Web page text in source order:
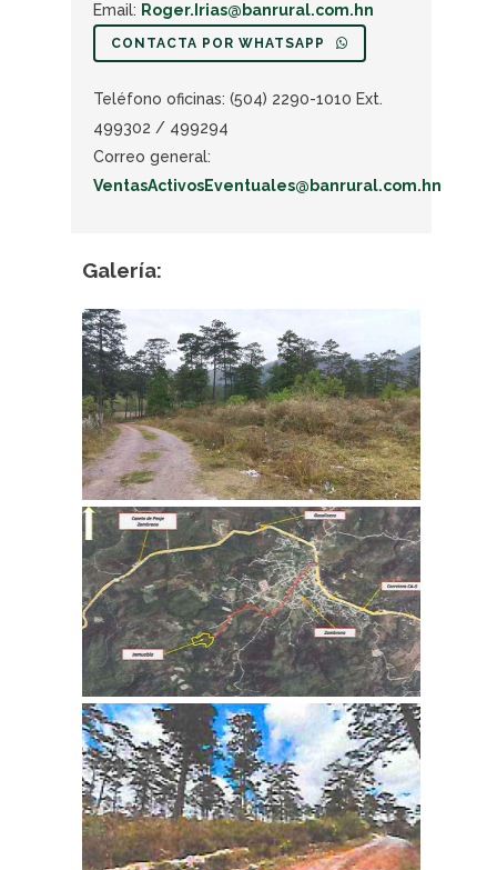
Email: Roger.Irias@banrural.com.hn
CONTACTA POR WHATSAPP
Teléfono oficinas: (504) 2290-1010 Ext.
499302 / 499294
Correo general:
VentasActivosEventuales@banrural.com.hn
Galería: